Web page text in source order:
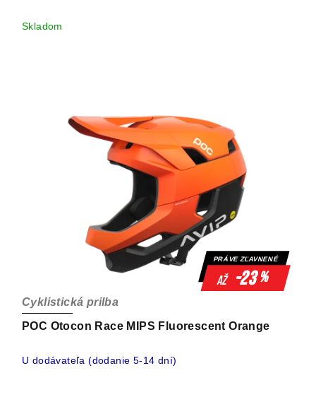
Skladom
PRÁVE ZĽAVNENÉ
až -23%
POC Otocon Race MIPS Fluorescent Orange
Cyklistická prilba
U dodávateľa (dodanie 5-14 dní)